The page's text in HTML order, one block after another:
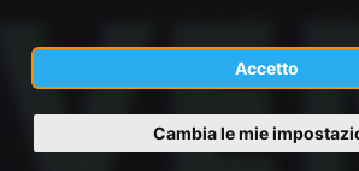
Accetto
Cambia le mie